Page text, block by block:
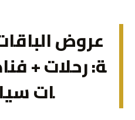
عروض
ة: رحلات +
ات